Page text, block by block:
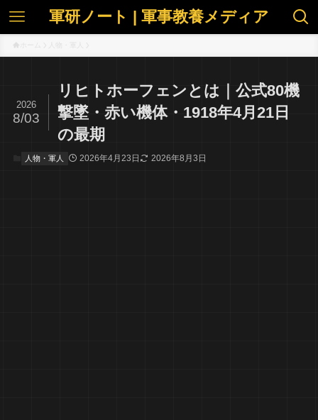
軍研ノート | 軍事教養メディア
リヒトホーフェンとは｜公式80機
撃墜・赤い機体・1918年4月21日
の最期
2026
8/03
人物・軍人 2026年4月23日 2026年8月3日